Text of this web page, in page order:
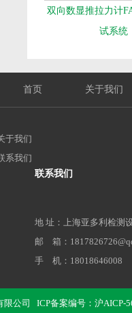
双向数显推拉力计
试系统
首页 关于我们
于我们
系我们
联系我们
地 址：上海亚多利检测
邮 箱：
手 机：18018646008
地 址：上海市奉贤区南
限公司 ICP备案编号：沪AICP-